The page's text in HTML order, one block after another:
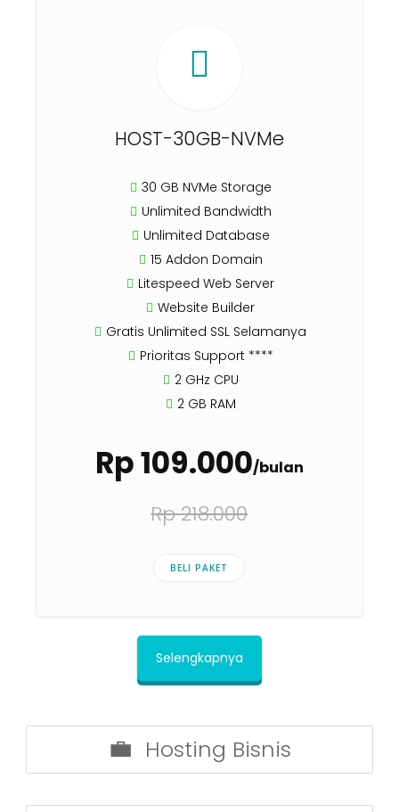
HOST-30GB-NVMe
30 GB NVMe Storage
Unlimited Bandwidth
Unlimited Database
15 Addon Domain
Litespeed Web Server
Website Builder
Gratis Unlimited SSL Selamanya
Prioritas Support ****
2 GHz CPU
2 GB RAM
Rp 109.000/bulan
Rp 218.000
BELI PAKET
Selengkapnya
Hosting Bisnis